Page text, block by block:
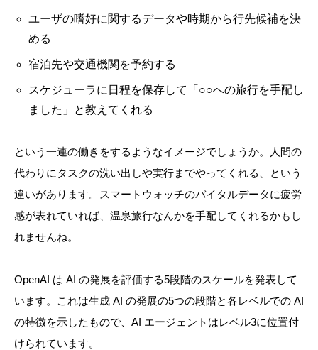
ユーザの嗜好に関するデータや時期から行先候補を決
める
宿泊先や交通機関を予約する
スケジューラに日程を保存して「○○への旅行を手配し
ました」と教えてくれる
という一連の働きをするようなイメージでしょうか。人間の
代わりにタスクの洗い出しや実行までやってくれる、という
違いがあります。スマートウォッチのバイタルデータに疲労
感が表れていれば、温泉旅行なんかを手配してくれるかもし
れませんね。
OpenAI は AI の発展を評価する5段階のスケールを発表して
います。これは生成 AI の発展の5つの段階と各レベルでの AI
の特徴を示したもので、AI エージェントはレベル3に位置付
けられています。